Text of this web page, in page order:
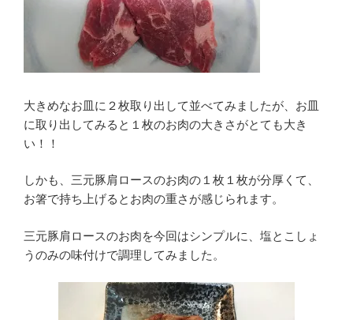
大きめなお皿に２枚取り出して並べてみましたが、お皿
に取り出してみると１枚のお肉の大きさがとても大き
い！！
しかも、三元豚肩ロースのお肉の１枚１枚が分厚くて、
お箸で持ち上げるとお肉の重さが感じられます。
三元豚肩ロースのお肉を今回はシンプルに、塩とこしょ
うのみの味付けで調理してみました。